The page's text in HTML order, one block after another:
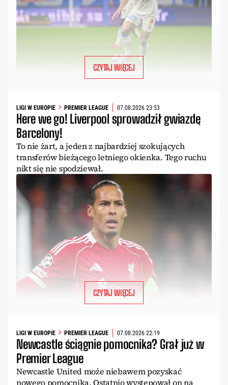
CZYTAJ WIĘCEJ
LIGI W EUROPIE PREMIER LEAGUE 07.08.2026 23:53
Here we go! Liverpool sprowadził gwiazdę
Barcelony!
To nie żart, a jeden z najbardziej szokujących
transferów bieżącego letniego okienka. Tego ruchu
nikt się nie spodziewał.
CZYTAJ WIĘCEJ
LIGI W EUROPIE PREMIER LEAGUE 07.08.2026 22:19
Newcastle ściągnie pomocnika? Grał już w
Premier League
Newcastle United może niebawem pozyskać
nowego pomocnika. Ostatnio występował on na